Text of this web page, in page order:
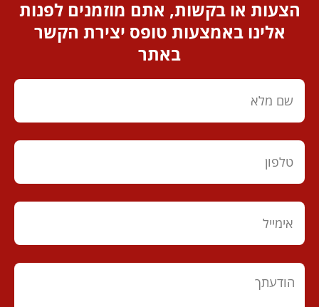
הצעות או בקשות, אתם מוזמנים לפנות
אלינו באמצעות טופס יצירת הקשר
באתר